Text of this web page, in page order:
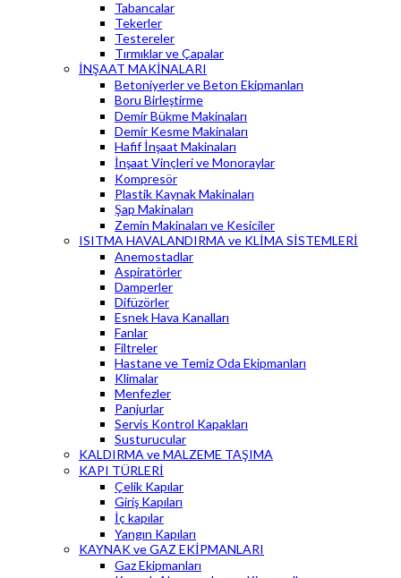
Tabancalar
Tekerler
Testereler
Tırmıklar ve Çapalar
İNŞAAT MAKİNALARI
Betoniyerler ve Beton Ekipmanları
Boru Birleştirme
Demir Bükme Makinaları
Demir Kesme Makinaları
Hafif İnşaat Makinaları
İnşaat Vinçleri ve Monoraylar
Kompresör
Plastik Kaynak Makinaları
Şap Makinaları
Zemin Makinaları ve Kesiciler
ISITMA HAVALANDIRMA ve KLİMA SİSTEMLERİ
Anemostadlar
Aspiratörler
Damperler
Difüzörler
Esnek Hava Kanalları
Fanlar
Filtreler
Hastane ve Temiz Oda Ekipmanları
Klimalar
Menfezler
Panjurlar
Servis Kontrol Kapakları
Susturucular
KALDIRMA ve MALZEME TAŞIMA
KAPI TÜRLERİ
Çelik Kapılar
Giriş Kapıları
İç kapılar
Yangın Kapıları
KAYNAK ve GAZ EKİPMANLARI
Gaz Ekipmanları